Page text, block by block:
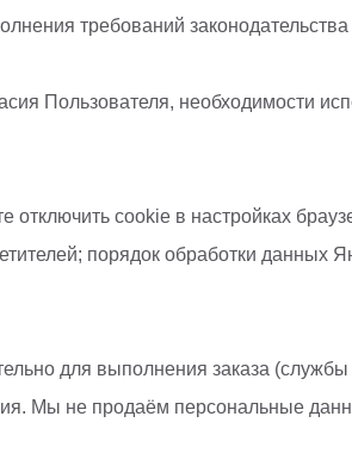
требований
Пользователя, необходимости
cookie в настройках
порядок обработки данных
для выполнения заказа
Мы не продаём персональные